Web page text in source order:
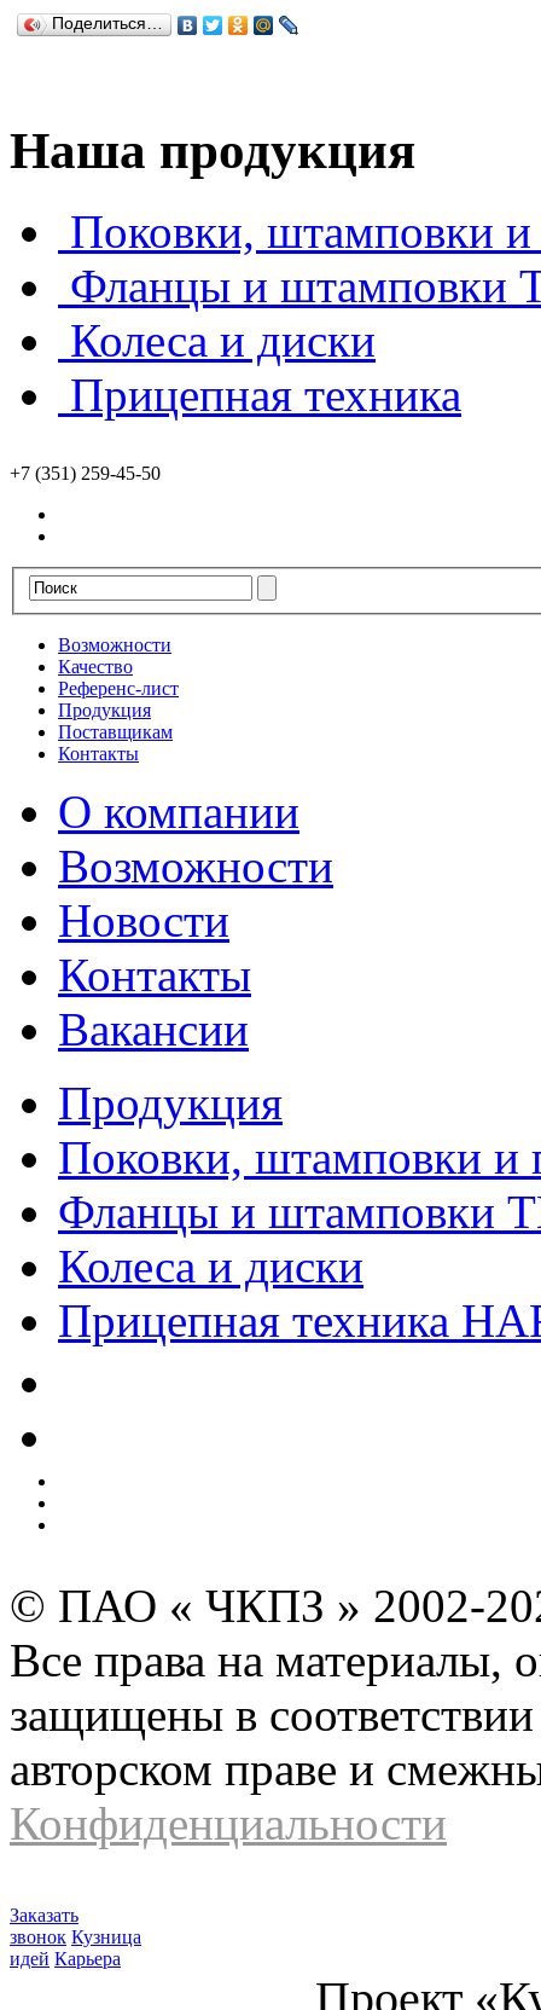
Поделиться…
Наша продукция
Поковки, штамповки и
Фланцы и штамповки
Колеса и диски
Прицепная техника
+7 (351) 259-45-50
Возможности
Качество
Референс-лист
Продукция
Поставщикам
Контакты
О компании
Возможности
Новости
Контакты
Вакансии
Продукция
Поковки, штамповки и
Фланцы и штамповки
Колеса и диски
Прицепная техника
© ПАО « ЧКПЗ » 2002-
Все права на материалы,
защищены в соответствии
авторском праве и
Конфиденциальности
Заказать
звонок Кузница
идей Карьера
Проект